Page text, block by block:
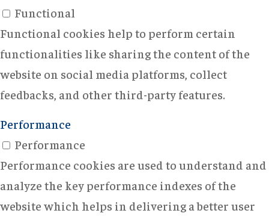
Functional
Functional cookies help to perform certain
functionalities like sharing the content of the
website on social media platforms, collect
feedbacks, and other third-party features.
Performance
Performance
Performance cookies are used to understand and
analyze the key performance indexes of the
website which helps in delivering a better user